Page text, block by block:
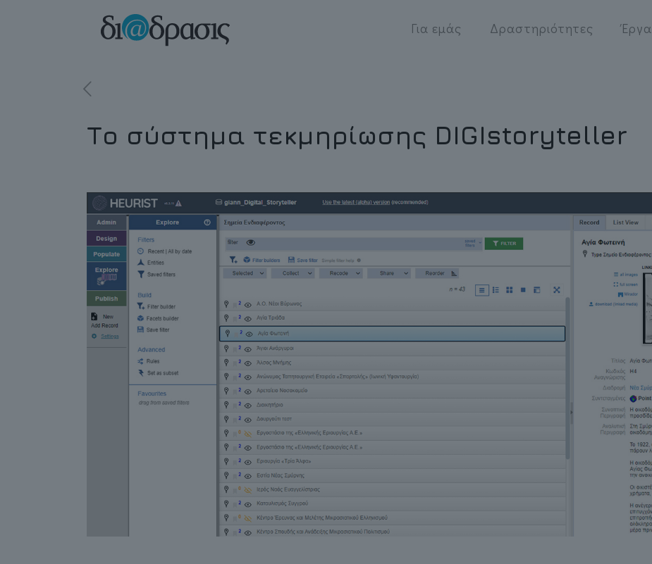
Για εμάς Δραστηριότητες Έργα
Το σύστημα τεκμηρίωσης DIGIstoryteller